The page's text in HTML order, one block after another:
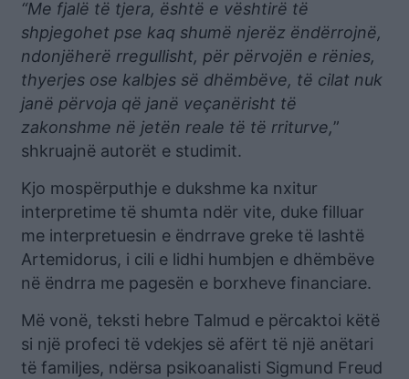
“Me fjalë të tjera, është e vështirë të
shpjegohet pse kaq shumë njerëz ëndërrojnë,
ndonjëherë rregullisht, për përvojën e rënies,
thyerjes ose kalbjes së dhëmbëve, të cilat nuk
janë përvoja që janë veçanërisht të
zakonshme në jetën reale të të rriturve,”
shkruajnë autorët e studimit.
Kjo mospërputhje e dukshme ka nxitur
interpretime të shumta ndër vite, duke filluar
me interpretuesin e ëndrrave greke të lashtë
Artemidorus, i cili e lidhi humbjen e dhëmbëve
në ëndrra me pagesën e borxheve financiare.
Më vonë, teksti hebre Talmud e përcaktoi këtë
si një profeci të vdekjes së afërt të një anëtari
të familjes, ndërsa psikoanalisti Sigmund Freud